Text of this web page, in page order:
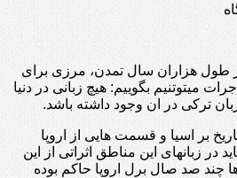
طول هزاران سال تمدن، مرزی برای
میتوتنیم بگوییم: هیچ زبانی در دنیا
ترکی در ان وجود داشته باشد.
بر اسیا و قسمت هایی از اروپا
در زبانهای این مناطق اثراتی از این
چند صد صال برل اروپا حاکم بوده